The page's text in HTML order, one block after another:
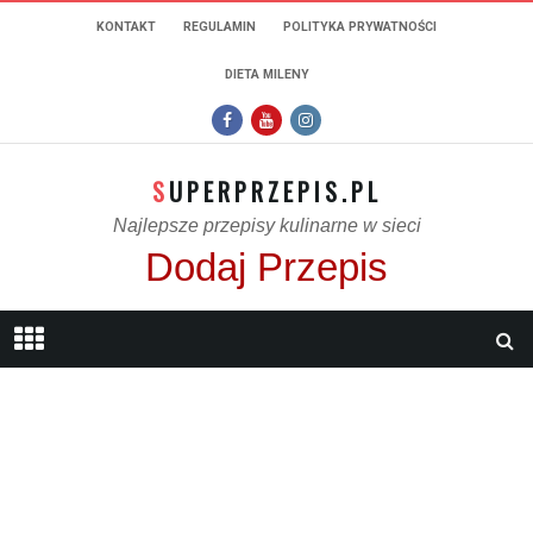
KONTAKT REGULAMIN POLITYKA PRYWATNOŚCI
DIETA MILENY
SUPERPRZEPIS.PL
Najlepsze przepisy kulinarne w sieci
Dodaj Przepis